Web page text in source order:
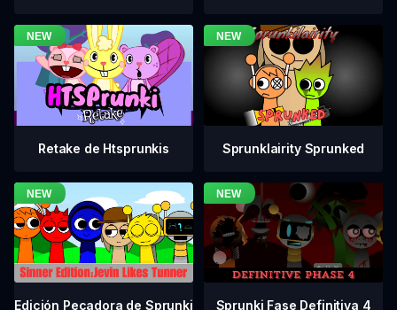
Retake de Htsprunkis Sprunklairity Sprunked
Edición Pecadora de Sprunki Sprunki Fase Definitiva 4